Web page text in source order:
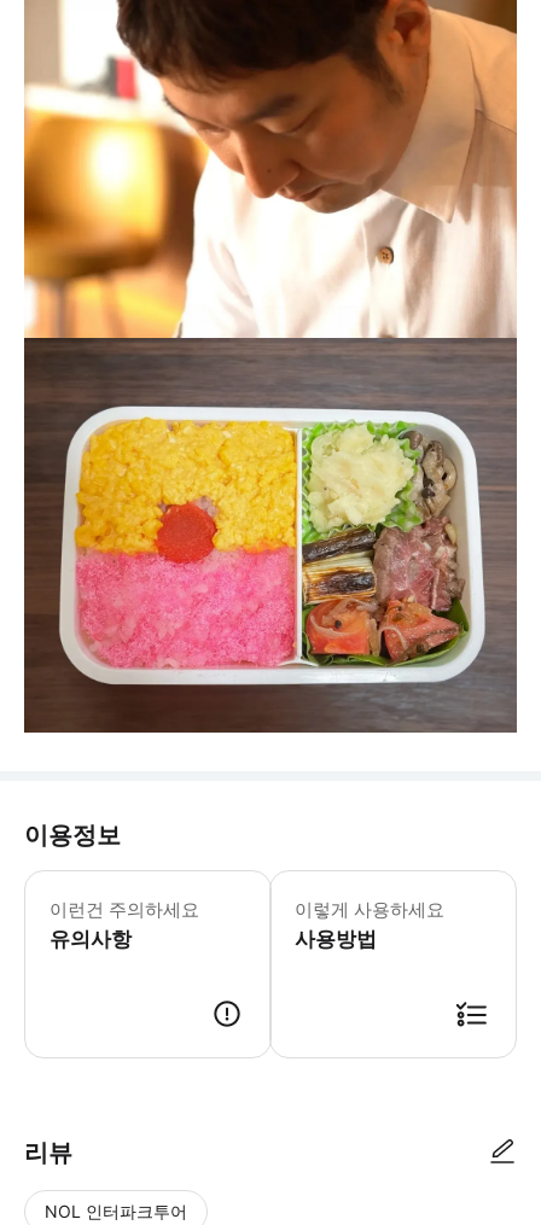
이용정보
이런건 주의하세요
유의사항
이렇게 사용하세요
사용방법
리뷰
NOL 인터파크투어